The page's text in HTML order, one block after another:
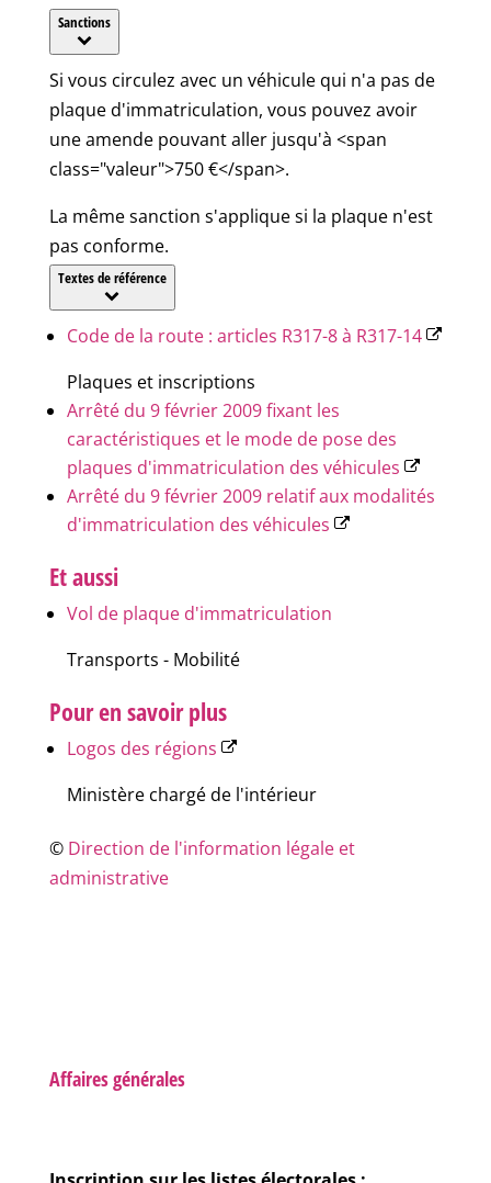
Sanctions
Si vous circulez avec un véhicule qui n'a pas de
plaque d'immatriculation, vous pouvez avoir
une amende pouvant aller jusqu'à <span
class="valeur">750 €</span>.
La même sanction s'applique si la plaque n'est
pas conforme.
Textes de référence
Code de la route : articles R317-8 à R317-14
Plaques et inscriptions
Arrêté du 9 février 2009 fixant les
caractéristiques et le mode de pose des
plaques d'immatriculation des véhicules
Arrêté du 9 février 2009 relatif aux modalités
d'immatriculation des véhicules
Et aussi
Vol de plaque d'immatriculation
Transports - Mobilité
Pour en savoir plus
Logos des régions
Ministère chargé de l'intérieur
© Direction de l'information légale et
administrative
Affaires générales